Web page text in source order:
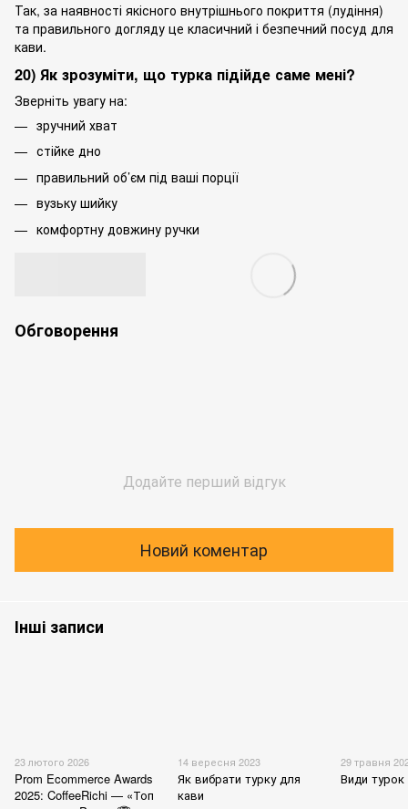
Так, за наявності якісного внутрішнього покриття (лудіння)
та правильного догляду це класичний і безпечний посуд для
кави.
20) Як зрозуміти, що турка підійде саме мені?
Зверніть увагу на:
зручний хват
стійке дно
правильний об’єм під ваші порції
вузьку шийку
комфортну довжину ручки
Обговорення
Додайте перший відгук
Новий коментар
Інші записи
23 лютого 2026
Prom Ecommerce Awards
2025: CoffeeRichi — «Топ
14 вересня 2023
Як вибрати турку для
кави
29 травня
Види